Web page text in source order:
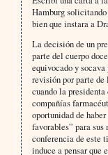
Hamburg
bien que instara a
La decisión de un
parte del cuerpo
equivocado y
revisión por parte de
cuando la
compañías
oportunidad de
favorables” para
conferencia de este
induce a pensar que